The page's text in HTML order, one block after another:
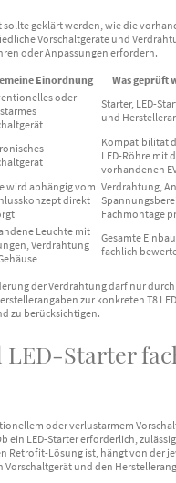
sollte geklärt werden, wie die
Vorschaltgeräte und
oder Anpassungen erfordern.
Einordnung Was geprüft
oder
Starter, LED-
und
Kompatibilität
LED-Röhre mit
vorhandenen
wird abhängig vom
direkt
Verdrahtung,
Fachmontage
Leuchte mit
Verdrahtung
Gesamte
fachlich
der Verdrahtung darf nur
zur konkreten T8
zu berücksichtigen.
LED-Starter
oder verlustarmem
ein LED-Starter erforderlich,
Retrofit-Lösung ist, hängt von der
Vorschaltgerät und den